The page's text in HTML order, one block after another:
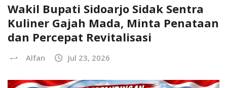
Wakil Bupati Sidoarjo Sidak Sentra
Kuliner Gajah Mada, Minta Penataan
dan Percepat Revitalisasi
Alfan Jul 23, 2026